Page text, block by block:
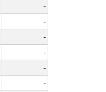
-
-
-
-
-
-